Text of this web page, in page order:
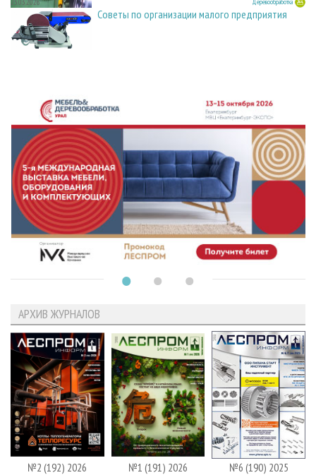
23.03.2026 Деревообработка
Советы по организации малого предприятия
АРХИВ ЖУРНАЛОВ
№2 (192) 2026 №1 (191) 2026 №6 (190) 2025